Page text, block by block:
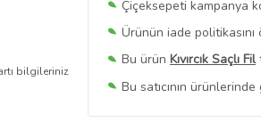
Çiçeksepeti kampanya
Ürünün iade politikasını
Bu ürün Kıvırcık Saçlı Fil
Bu satıcının
Bu SatıcınınTüm
bilgileriniz